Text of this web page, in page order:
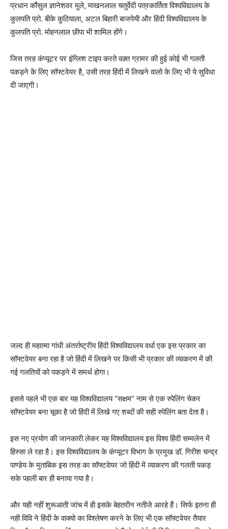
प्रधान कौंसुल ज्ञानेशवर मुले, माखनलाल चतुर्वेदी पत्रकार्तिता विश्वविद्यालय के
कुलपति प्रो. बीके कुठियाला, अटल बिहारी बाजपेयी और हिंदी विश्वविद्यालय के
कुलपति प्रो. मोहनलाल छीपा भी शामिल होंगे।
जिस तरह कंप्यूटर पर इंग्लिश टाइप करते वक़्त ग्रामर की हुई कोई भी गलती
पकड़ने के लिए सॉफ्टवेयर है, उसी तरह हिंदी में लिखने वालो के लिए भी ये सुविधा
दी जाएगी।
जल्द ही महात्मा गांधी अंतर्राष्ट्रीय हिंदी विश्वविद्यालय वर्धा एक इस प्रकार का
सॉफ्टवेयर बना रहा है जो हिंदी में लिखने पर किसी भी प्रकार की व्याकरण में की
गई गलतियों को पकड़ने में समर्थ होगा।
इससे पहले भी एक बार यह विश्वविद्यालय “सक्षम” नाम से एक स्पेलिंग चेकर
सॉफ्टवेयर बना चूका है जो हिंदी में लिखे गए शब्दों की सही स्पेलिंग बता देता है।
इस नए प्रयोग की जानकारी लेकर यह विश्वविद्यालय इस विश्व हिंदी सम्मलेन में
हिस्सा ले रहा है। इस विश्वविद्यालय के कंप्यूटर विभाग के प्रमुख डॉ. गिरीश चन्द्र
पाण्डेय के मुताबिक इस तरह का सॉफ्टवेयर जो हिंदी में व्याकरण की गलती पकड़
सके पहली बार ही बनाया गया है।
और यही नहीं शुरूआती जांच में ही इसके बेहतरीन नतीजे आरहे हैं। सिर्फ इतना ही
नही विवि ने हिंदी के वाक्यो का विश्लेषण करने के लिए भी एक सॉफ्टवेयर तैयार